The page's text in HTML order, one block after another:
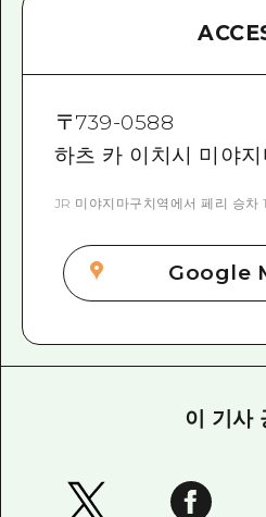
〒739-0588
하츠 카 이치시 미야
JR 미야지마구치역에서 페리 승차
Google
이 기사